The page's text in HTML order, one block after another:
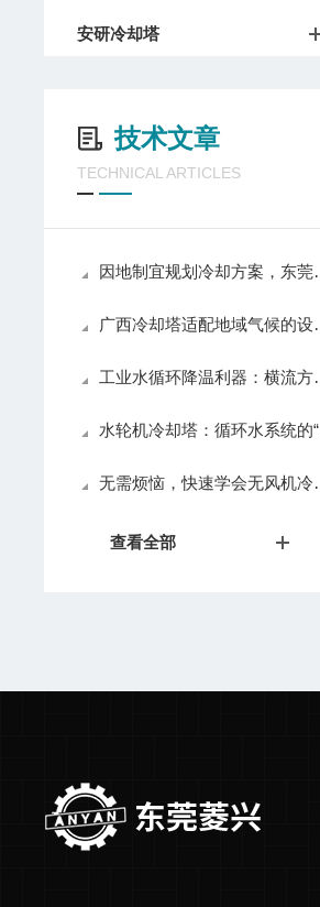
安研冷却塔
技术文章
TECHNICAL ARTICLES
因地制宜规划冷却方案，东莞凉水塔厂家适配珠三角多样生产需求
广西冷却塔适配地域气候的设计优化与产业落地应用
工业水循环降温利器：横流方形冷却塔的实用优势与普及价值
水轮机冷却塔：循环水系统的“绿色动能引擎”
无需烦恼，快速学会无风机冷却塔的正确安装
查看全部